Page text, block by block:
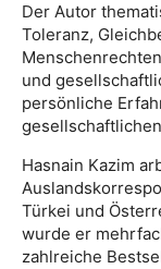
Der Autor
Toleranz,
und
persönliche
Hasnain Kazim
Türkei und
wurde er
zahlreiche